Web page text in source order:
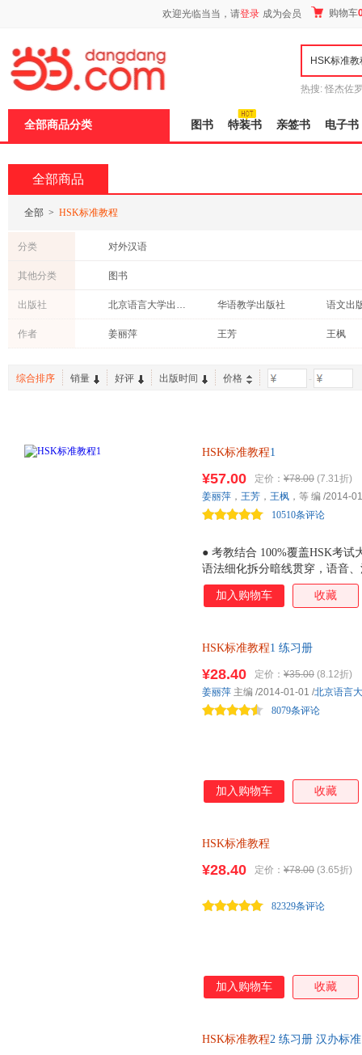
欢迎光临当当，请登录 成为会员 购物车
热搜: 怪杰佐
全部商品分类 图书 特装书 亲签书 电子书
全部商品
全部 > HSK标准教程
分类 对外汉语
其他分类 图书
出版社 北京语言大学出版社 华语教学出版社
语文出
人民教育出版社
商务印书馆
高等教
浙江教育出版社
上海文艺出版社
民族出
光明日报出版社
南海出
作者 姜丽萍 王芳
王枫
李琳
陆俭明
李欣
综合排序 销量 好评 出版时间 价格 -
HSK标准教程1
● 考教结合 100%覆盖HSK考试
语法细化拆分暗线贯穿，语音
内容真实实用，培养有效学习
难度，增加语言接触面。● 自
¥57.00 定价： ¥78.00 (7.31折)
10510条评论
姜丽萍 ， 王芳 ， 王枫 ，等 编 /2014-
加入购物车 收藏
HSK标准教程1 练习册
¥28.40 定价： ¥35.00 (8.12折)
8079条评论
姜丽萍 主编 /2014-01-01 /北京语言
加入购物车 收藏
HSK标准教程
¥28.40 定价： ¥78.00 (3.65折)
82329条评论
加入购物车 收藏
HSK标准教程2 练习册 汉办标
页
加